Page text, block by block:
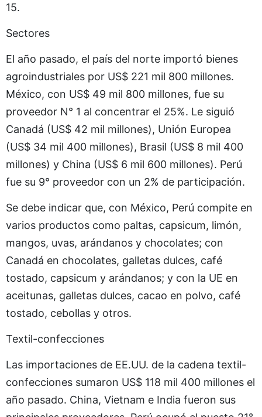
15.
Sectores
El año pasado, el país del norte importó bienes
agroindustriales por US$ 221 mil 800 millones.
México, con US$ 49 mil 800 millones, fue su
proveedor N° 1 al concentrar el 25%. Le siguió
Canadá (US$ 42 mil millones), Unión Europea
(US$ 34 mil 400 millones), Brasil (US$ 8 mil 400
millones) y China (US$ 6 mil 600 millones). Perú
fue su 9° proveedor con un 2% de participación.
Se debe indicar que, con México, Perú compite en
varios productos como paltas, capsicum, limón,
mangos, uvas, arándanos y chocolates; con
Canadá en chocolates, galletas dulces, café
tostado, capsicum y arándanos; y con la UE en
aceitunas, galletas dulces, cacao en polvo, café
tostado, cebollas y otros.
Textil-confecciones
Las importaciones de EE.UU. de la cadena textil-
confecciones sumaron US$ 118 mil 400 millones el
año pasado. China, Vietnam e India fueron sus